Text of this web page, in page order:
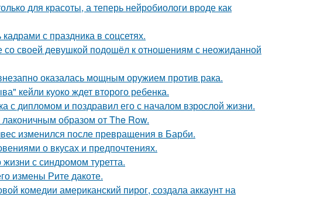
для красоты, а теперь нейробиологи вроде как
с праздника в соцсетях.
своей девушкой подошёл к отношениям с неожиданной
оказалась мощным оружием против рака.
кейли куоко ждет второго ребенка.
с дипломом и поздравил его с началом взрослой жизни.
образом от The Row.
изменился после превращения в Барби.
о вкусах и предпочтениях.
с синдромом туретта.
измены Рите дакоте.
комедии американский пирог, создала аккаунт на